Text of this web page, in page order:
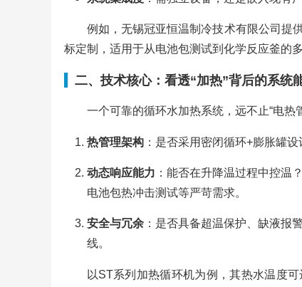
例如，无锡冠亚恒温制冷技术有限公司
标定制，适用于从电池包测试到化学反应釜的
二、技术核心：看透“加热”背后的系统
一个可靠的循环水加热系统，远不止“电热
热管理架构：是否采用密闭循环+膨胀罐设
动态响应能力 ：能否在升降温过程中控温
电池包热冲击测试等严苛需求。
安全与冗余：是否具备超温保护、缺液报
线。
以ST系列加热循环机为例，其热水温度